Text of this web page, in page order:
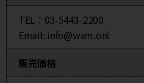
TEL：03-5443-2200
Email: info@wam.onl
販売価格